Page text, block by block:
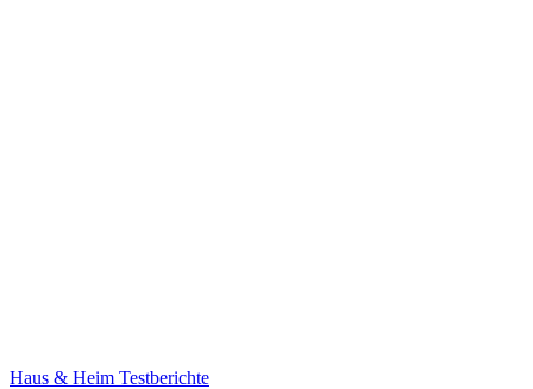
Haus & Heim Testberichte